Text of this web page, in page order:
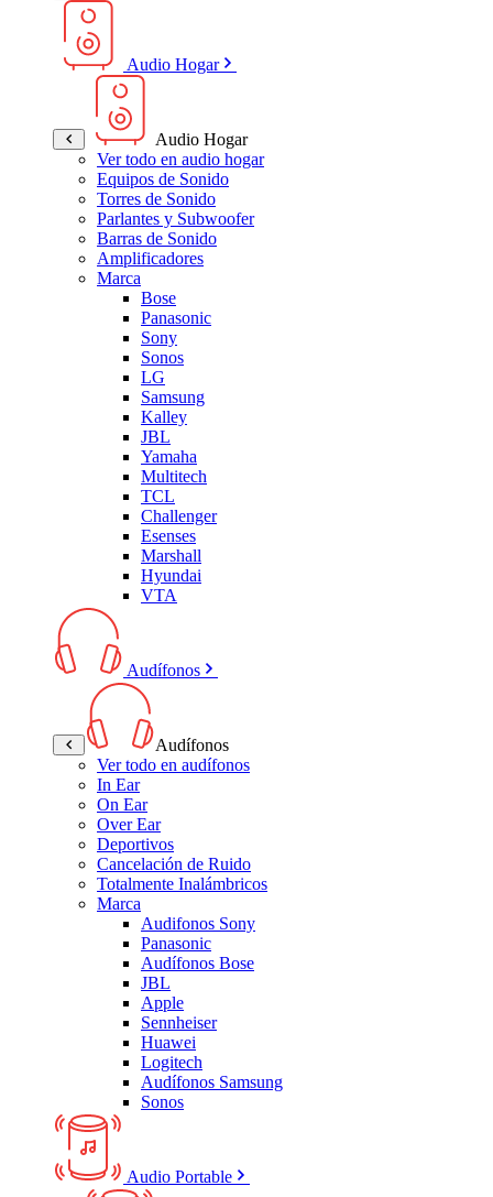
Audio Hogar
Audio Hogar
Ver todo en audio hogar
Equipos de Sonido
Torres de Sonido
Parlantes y Subwoofer
Barras de Sonido
Amplificadores
Marca
Bose
Panasonic
Sony
Sonos
LG
Samsung
Kalley
JBL
Yamaha
Multitech
TCL
Challenger
Esenses
Marshall
Hyundai
VTA
Audífonos
Audífonos
Ver todo en audífonos
In Ear
On Ear
Over Ear
Deportivos
Cancelación de Ruido
Totalmente Inalámbricos
Marca
Audifonos Sony
Panasonic
Audífonos Bose
JBL
Apple
Sennheiser
Huawei
Logitech
Audífonos Samsung
Sonos
Audio Portable